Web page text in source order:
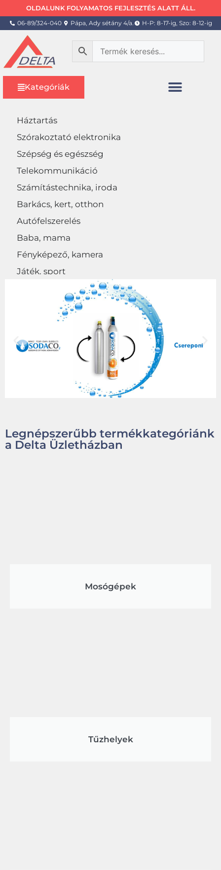
OLDALUNK FOLYAMATOS FEJLESZTÉS ALATT ÁLL.
06-89/324-040 Pápa, Ady sétány 4/a. H-P: 8-17-ig, Szo: 8-12-ig
Kategóriák
Háztartás
Szórakoztató elektronika
Szépség és egészség
Telekommunikáció
Számítástechnika, iroda
Barkács, kert, otthon
Autófelszerelés
Baba, mama
Fényképező, kamera
Játék, sport
Legnépszerűbb termékkategóriánk
a Delta Üzletházban
Mosógépek
Tűzhelyek